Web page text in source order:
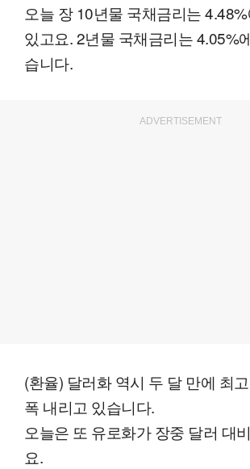
오늘 장 10년물 국채금리는
있고요. 2년물 국채금리는 4.05%
습니다.
ADVERTISEMENT
(환율) 달러화 역시 두 달 만에 최
폭 내리고 있습니다.
오늘은 또 유로화가 장중 달러 대
요.